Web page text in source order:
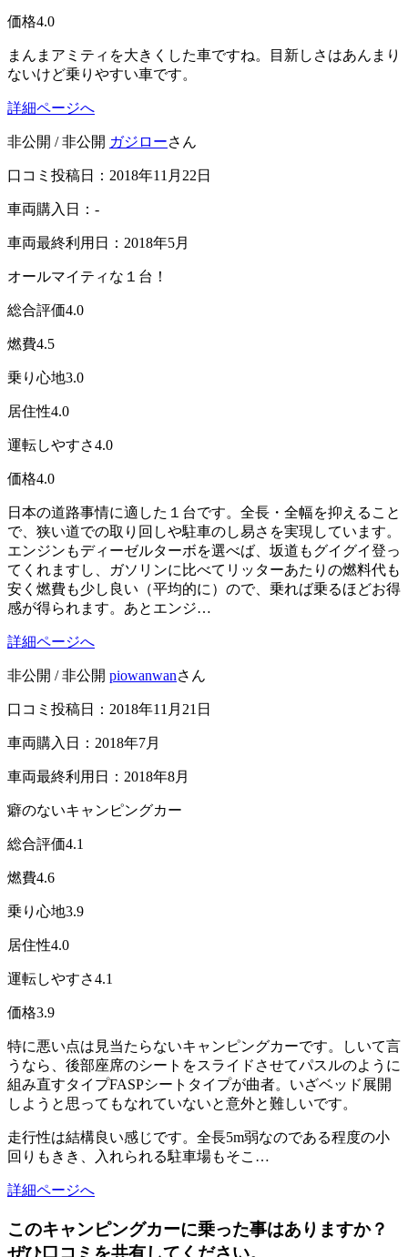
価格4.0
まんまアミティを大きくした車ですね。目新しさはあんまり
ないけど乗りやすい車です。
詳細ページへ
非公開 / 非公開 ガジローさん
口コミ投稿日：2018年11月22日
車両購入日：-
車両最終利用日：2018年5月
オールマイティな１台！
総合評価4.0
燃費4.5
乗り心地3.0
居住性4.0
運転しやすさ4.0
価格4.0
日本の道路事情に適した１台です。全長・全幅を抑えること
で、狭い道での取り回しや駐車のし易さを実現しています。
エンジンもディーゼルターボを選べば、坂道もグイグイ登っ
てくれますし、ガソリンに比べてリッターあたりの燃料代も
安く燃費も少し良い（平均的に）ので、乗れば乗るほどお得
感が得られます。あとエンジ…
詳細ページへ
非公開 / 非公開 piowanwanさん
口コミ投稿日：2018年11月21日
車両購入日：2018年7月
車両最終利用日：2018年8月
癖のないキャンピングカー
総合評価4.1
燃費4.6
乗り心地3.9
居住性4.0
運転しやすさ4.1
価格3.9
特に悪い点は見当たらないキャンピングカーです。しいて言
うなら、後部座席のシートをスライドさせてパスルのように
組み直すタイプFASPシートタイプが曲者。いざベッド展開
しようと思ってもなれていないと意外と難しいです。
走行性は結構良い感じです。全長5m弱なのである程度の小
回りもきき、入れられる駐車場もそこ…
詳細ページへ
このキャンピングカーに乗った事はありますか？
ぜひ口コミを共有してください。